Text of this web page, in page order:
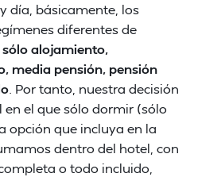
día, básicamente, los
diferentes de
sólo alojamiento,
media pensión, pensión
. Por tanto, nuestra decisión
el que sólo dormir (sólo
opción que incluya en la
dentro del hotel, con
o todo incluido,